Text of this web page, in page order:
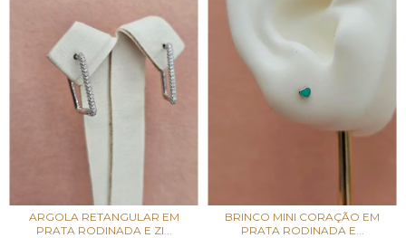
ARGOLA RETANGULAR EM
PRATA RODINADA E ZI...
BRINCO MINI CORAÇÃO EM
PRATA RODINADA E...